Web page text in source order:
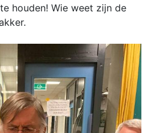
houden! Wie weet zijn de